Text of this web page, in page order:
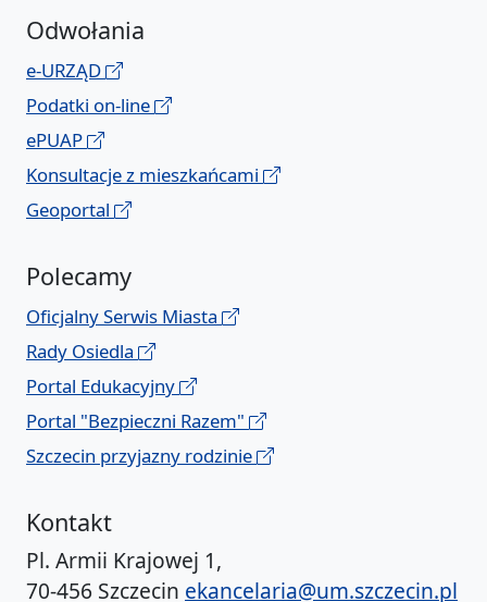
Odwołania
e-URZĄD
Podatki on-line
ePUAP
Konsultacje z mieszkańcami
Geoportal
Polecamy
Oficjalny Serwis Miasta
Rady Osiedla
Portal Edukacyjny
Portal "Bezpieczni Razem"
Szczecin przyjazny rodzinie
Kontakt
Pl. Armii Krajowej 1,
70-456 Szczecin ekancelaria@um.szczecin.pl